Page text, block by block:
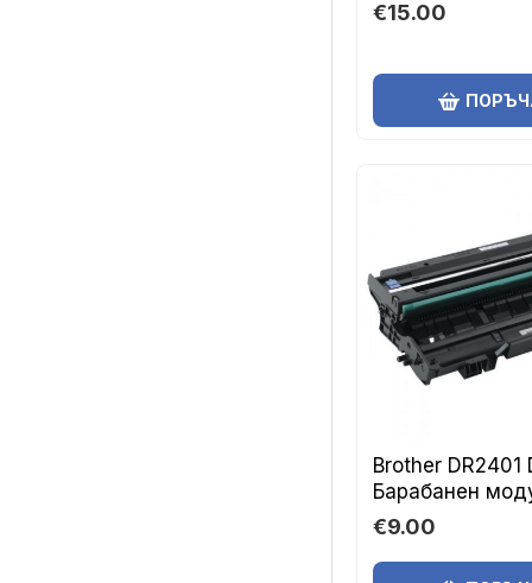
€15.00
Brother DR2401
Барабанен
€9.00